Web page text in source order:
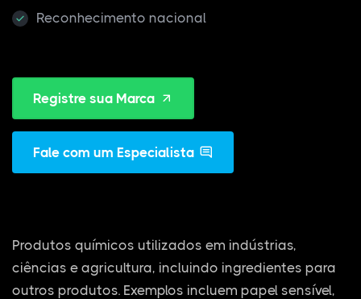
Reconhecimento nacional
Registre sua Marca
Fale com um Especialista
Produtos químicos utilizados em indústrias,
ciências e agricultura, incluindo ingredientes para
outros produtos. Exemplos incluem papel sensível,